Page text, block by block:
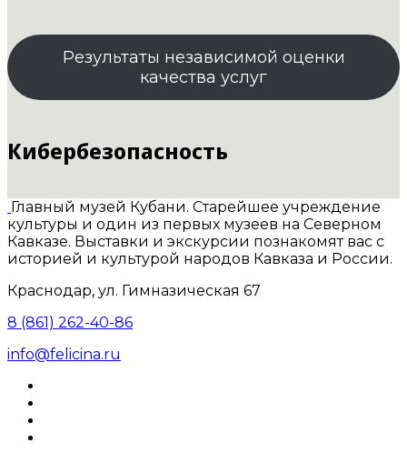
Результаты независимой оценки
качества услуг
Кибербезопасность
Главный музей Кубани. Старейшее учреждение
культуры и один из первых музеев на Северном
Кавказе. Выставки и экскурсии познакомят вас с
историей и культурой народов Кавказа и России.
Краснодар, ул. Гимназическая 67
8 (861) 262-40-86
info@felicina.ru